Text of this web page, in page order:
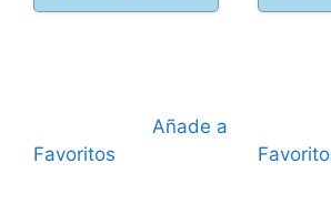
35,00 €.
es:
Añade a
Favoritos